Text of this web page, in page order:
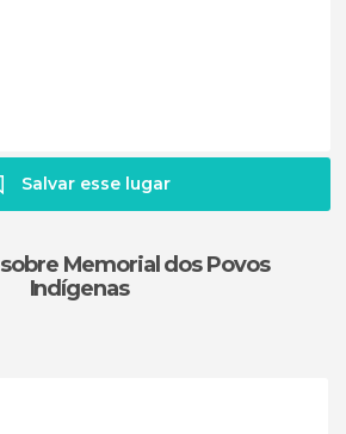
Salvar esse lugar
sobre Memorial dos Povos
Indígenas